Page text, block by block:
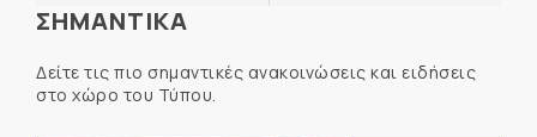
ΣΗΜΑΝΤΙΚΑ
Δείτε τις πιο σημαντικές ανακοινώσεις και ειδήσεις
στο χώρο του Τύπου.